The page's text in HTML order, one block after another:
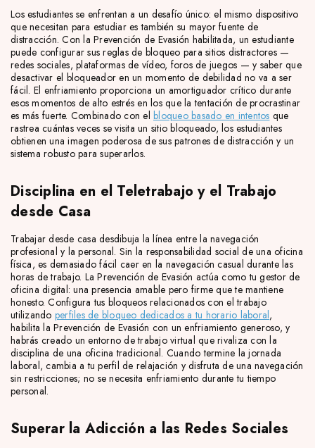
Los estudiantes se enfrentan a un desafío único: el mismo dispositivo
que necesitan para estudiar es también su mayor fuente de
distracción. Con la Prevención de Evasión habilitada, un estudiante
puede configurar sus reglas de bloqueo para sitios distractores —
redes sociales, plataformas de vídeo, foros de juegos — y saber que
desactivar el bloqueador en un momento de debilidad no va a ser
fácil. El enfriamiento proporciona un amortiguador crítico durante
esos momentos de alto estrés en los que la tentación de procrastinar
es más fuerte. Combinado con el bloqueo basado en intentos que
rastrea cuántas veces se visita un sitio bloqueado, los estudiantes
obtienen una imagen poderosa de sus patrones de distracción y un
sistema robusto para superarlos.
Disciplina en el Teletrabajo y el Trabajo
desde Casa
Trabajar desde casa desdibuja la línea entre la navegación
profesional y la personal. Sin la responsabilidad social de una oficina
física, es demasiado fácil caer en la navegación casual durante las
horas de trabajo. La Prevención de Evasión actúa como tu gestor de
oficina digital: una presencia amable pero firme que te mantiene
honesto. Configura tus bloqueos relacionados con el trabajo
utilizando perfiles de bloqueo dedicados a tu horario laboral,
habilita la Prevención de Evasión con un enfriamiento generoso, y
habrás creado un entorno de trabajo virtual que rivaliza con la
disciplina de una oficina tradicional. Cuando termine la jornada
laboral, cambia a tu perfil de relajación y disfruta de una navegación
sin restricciones; no se necesita enfriamiento durante tu tiempo
personal.
Superar la Adicción a las Redes Sociales